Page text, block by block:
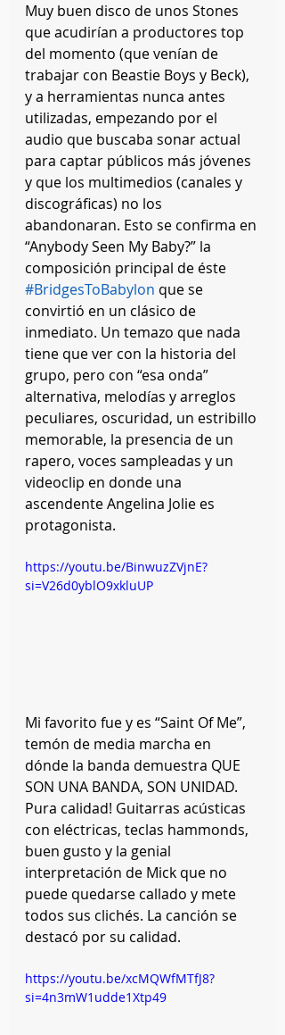
Muy buen disco de unos Stones
que acudirían a productores top
del momento (que venían de
trabajar con Beastie Boys y Beck),
y a herramientas nunca antes
utilizadas, empezando por el
audio que buscaba sonar actual
para captar públicos más jóvenes
y que los multimedios (canales y
discográficas) no los
abandonaran. Esto se confirma en
“Anybody Seen My Baby?” la
composición principal de éste
#BridgesToBabylon que se
convirtió en un clásico de
inmediato. Un temazo que nada
tiene que ver con la historia del
grupo, pero con “esa onda”
alternativa, melodías y arreglos
peculiares, oscuridad, un estribillo
memorable, la presencia de un
rapero, voces sampleadas y un
videoclip en donde una
ascendente Angelina Jolie es
protagonista.
https://youtu.be/BinwuzZVjnE?
si=V26d0yblO9xkluUP
Mi favorito fue y es “Saint Of Me”,
temón de media marcha en
dónde la banda demuestra QUE
SON UNA BANDA, SON UNIDAD.
Pura calidad! Guitarras acústicas
con eléctricas, teclas hammonds,
buen gusto y la genial
interpretación de Mick que no
puede quedarse callado y mete
todos sus clichés. La canción se
destacó por su calidad.
https://youtu.be/xcMQWfMTfJ8?
si=4n3mW1udde1Xtp49